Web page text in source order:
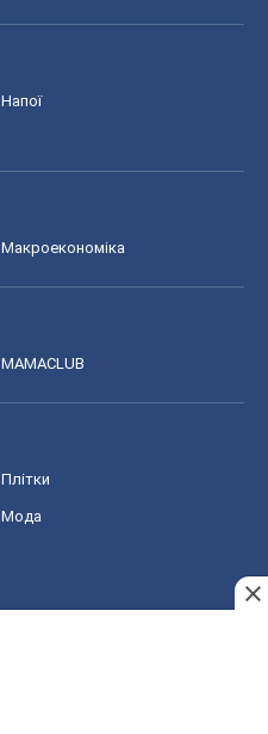
Напої
Макроекономіка
MAMACLUB
Плітки
Мода